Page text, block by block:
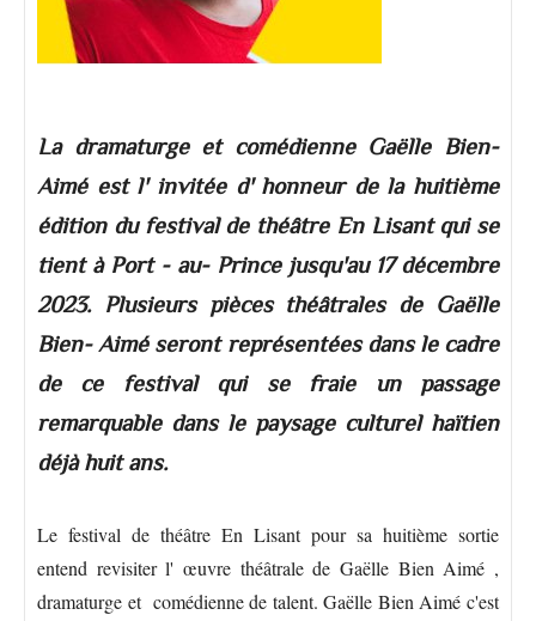
La dramaturge et comédienne Gaëlle Bien-
Aimé est l' invitée d' honneur de la huitième
édition du festival de théâtre En Lisant qui se
tient à Port - au- Prince jusqu'au 17 décembre
2023. Plusieurs pièces théâtrales de Gaëlle
Bien- Aimé seront représentées dans le cadre
de ce festival qui se fraie un passage
remarquable dans le paysage culturel haïtien
déjà huit ans.
Le festival de théâtre En Lisant pour sa huitième sortie
entend revisiter l' œuvre théâtrale de Gaëlle Bien Aimé ,
dramaturge et comédienne de talent. Gaëlle Bien Aimé c'est